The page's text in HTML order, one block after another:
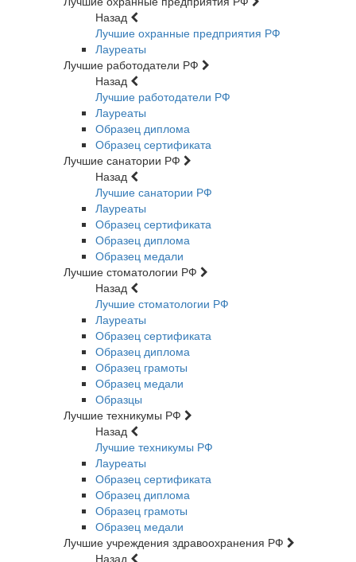
Назад
Лучшие охранные предприятия РФ
Лауреаты
Лучшие работодатели РФ
Назад
Лучшие работодатели РФ
Лауреаты
Образец диплома
Образец сертификата
Лучшие санатории РФ
Назад
Лучшие санатории РФ
Лауреаты
Образец сертификата
Образец диплома
Образец медали
Лучшие стоматологии РФ
Назад
Лучшие стоматологии РФ
Лауреаты
Образец сертификата
Образец диплома
Образец грамоты
Образец медали
Образцы
Лучшие техникумы РФ
Назад
Лучшие техникумы РФ
Лауреаты
Образец сертификата
Образец диплома
Образец грамоты
Образец медали
Лучшие учреждения здравоохранения РФ
Назад